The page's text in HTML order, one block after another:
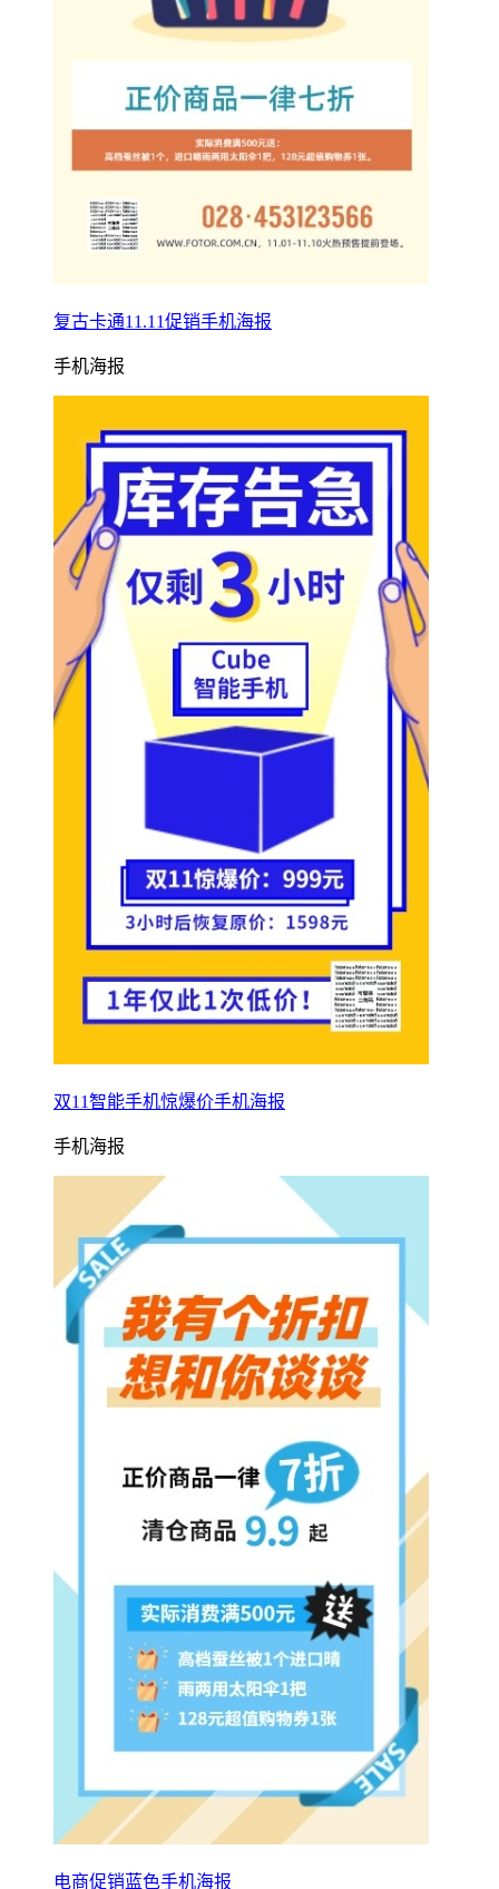
复古卡通11.11促销手机海报
手机海报
双11智能手机惊爆价手机海报
手机海报
电商促销蓝色手机海报